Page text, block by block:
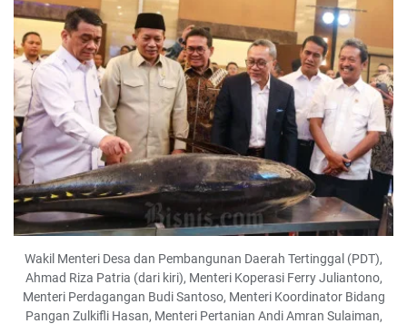
Wakil Menteri Desa dan Pembangunan Daerah Tertinggal (PDT),
Ahmad Riza Patria (dari kiri), Menteri Koperasi Ferry Juliantono,
Menteri Perdagangan Budi Santoso, Menteri Koordinator Bidang
Pangan Zulkifli Hasan, Menteri Pertanian Andi Amran Sulaiman,